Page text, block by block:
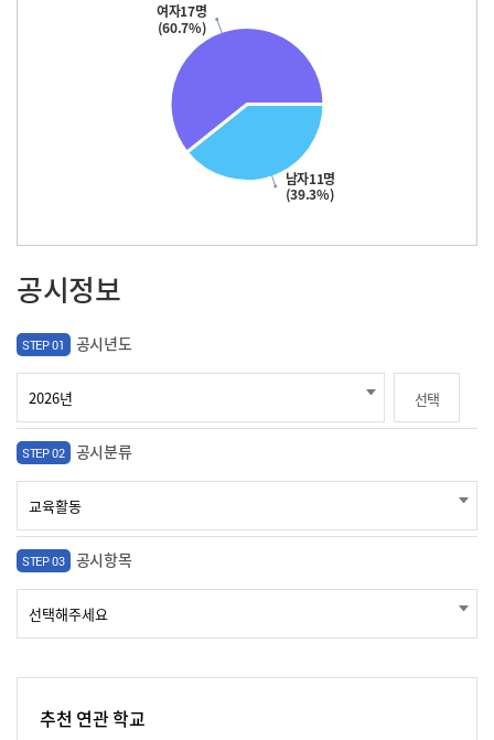
남자11명
(39.3%)
여자17명
(60.7%)
공시정보
STEP 01 공시년도
선택
STEP 02 공시분류
STEP 03 공시항목
추천 연관 학교